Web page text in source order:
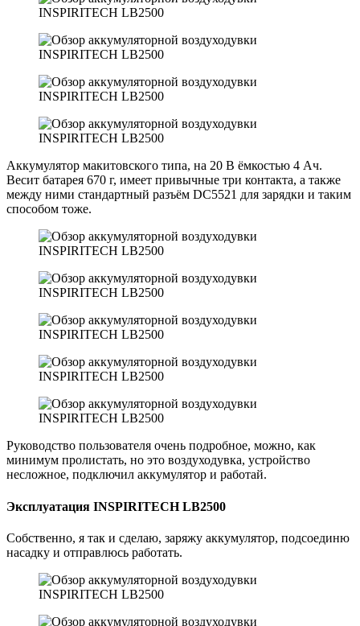
Аккумулятор макитовского типа, на 20 В ёмкостью 4 Ач.
Весит батарея 670 г, имеет привычные три контакта, а также
между ними стандартный разъём DC5521 для зарядки и таким
способом тоже.
Руководство пользователя очень подробное, можно, как
минимум пролистать, но это воздуходувка, устройство
несложное, подключил аккумулятор и работай.
Эксплуатация INSPIRITECH LB2500
Собственно, я так и сделаю, заряжу аккумулятор, подсоединю
насадку и отправлюсь работать.